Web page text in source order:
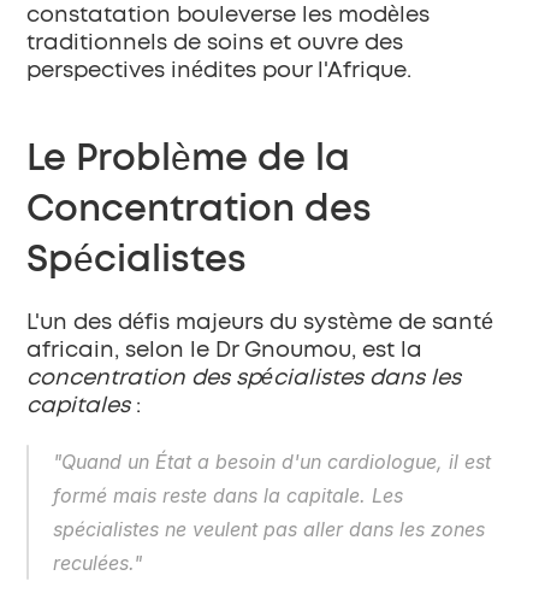
constatation bouleverse les modèles
traditionnels de soins et ouvre des
perspectives inédites pour l'Afrique.
Le Problème de la
Concentration des
Spécialistes
L'un des défis majeurs du système de santé
concentration des spécialistes dans les
capitales :
"Quand un État a besoin d'un cardiologue, il est
formé mais reste dans la capitale. Les
spécialistes ne veulent pas aller dans les zones
reculées."